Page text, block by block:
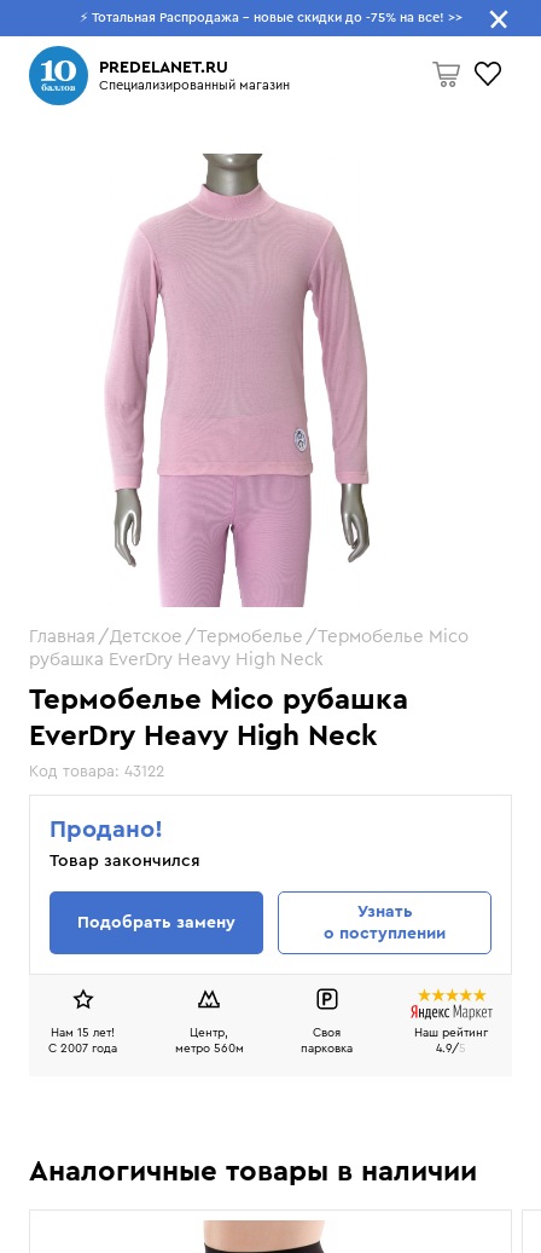
⚡ Тотальная Распродажа - новые скидки до -75% на все! >>
PREDELANET.RU
Специализированный магазин
Что будем искать?
Термобелье Mico рубашка
EverDry Heavy High Neck
Код товара: 43122
Главная Детское Термобелье
Термобелье Mico
рубашка EverDry Heavy High Neck
Продано!
Товар закончился
Подобрать замену
Узнать
о поступлении
Нам 15 лет!
C 2007 года
Центр,
метро 560м
Своя
парковка
Наш рейтинг
4.9/5
Аналогичные товары в наличии